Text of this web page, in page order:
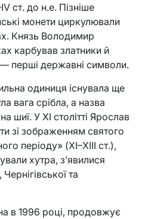
ст. до н.е. Пізніше
монети циркулювали
Князь Володимир
карбував златники й
перші державні символи.
одиниця існувала ще
вага срібла, а назва
шиї. У XI столітті Ярослав
зі зображенням святого
періоду» (XI–XIII ст.),
хутра, з’явилися
та
в 1996 році, продовжує